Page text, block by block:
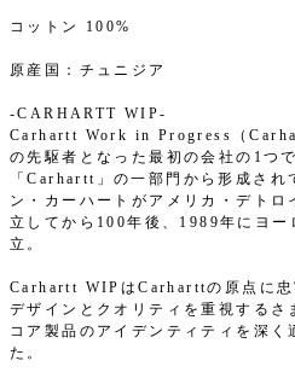
コットン 100%
原産国：チュニジア
-CARHARTT WIP-
Carhartt Work in Progress（
の先駆者となった最初の会社の1つ
「Carhartt」の一部門から形成され
ン・カーハートがアメリカ・デト
立してから100年後、1989年にヨ
立。
Carhartt WIPはCarharttの原点に忠
デザインとクオリティを重視する
コア製品のアイデンティティを深く
た。